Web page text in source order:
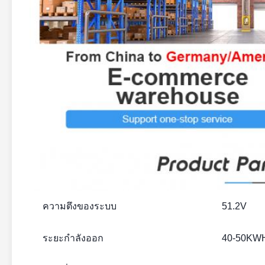
ความตึงของระบบ 51.2V
ระยะกําลังออก 40-